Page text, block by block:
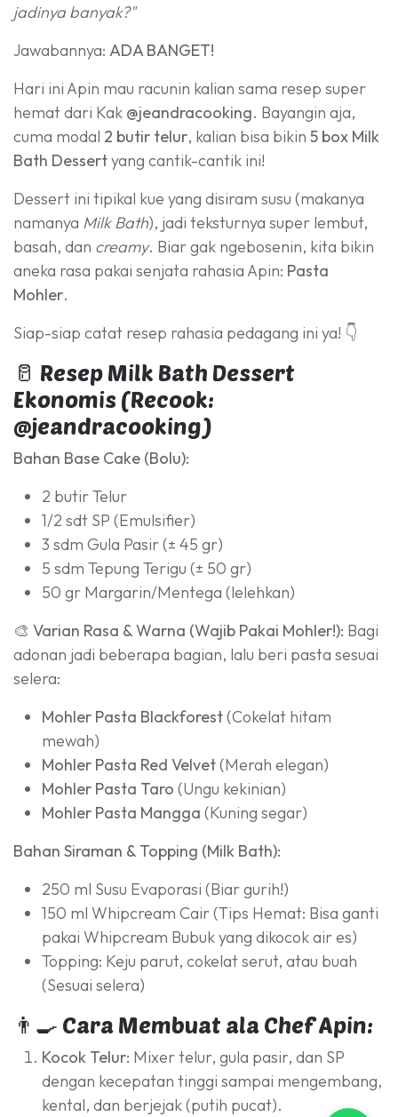
jadinya banyak?"
Jawabannya: ADA BANGET!
Hari ini Apin mau racunin kalian sama resep super
hemat dari Kak @jeandracooking. Bayangin aja,
cuma modal 2 butir telur, kalian bisa bikin 5 box Milk
Bath Dessertyang cantik-cantik ini!
Dessert ini tipikal kue yang disiram susu (makanya
namanya Milk Bath), jadi teksturnya super lembut,
basah, dan creamy. Biar gak ngebosenin, kita bikin
aneka rasa pakai senjata rahasia Apin: Pasta
Mohler.
Siap-siap catat resep rahasia pedagang ini ya! 👇
🥛 Resep Milk Bath Dessert
Ekonomis (Recook:
@jeandracooking)
Bahan Base Cake (Bolu):
2 butir Telur
1/2 sdt SP (Emulsifier)
3 sdm Gula Pasir (± 45 gr)
5 sdm Tepung Terigu (± 50 gr)
50 gr Margarin/Mentega (lelehkan)
🎨 Varian Rasa & Warna (Wajib Pakai Mohler!): Bagi
adonan jadi beberapa bagian, lalu beri pasta sesuai
selera:
Mohler Pasta Blackforest(Cokelat hitam
mewah)
Mohler Pasta Red Velvet(Merah elegan)
Mohler Pasta Taro (Ungu kekinian)
Mohler Pasta Mangga (Kuning segar)
Bahan Siraman & Topping (Milk Bath):
250 ml Susu Evaporasi (Biar gurih!)
150 ml Whipcream Cair (Tips Hemat: Bisa ganti
pakai Whipcream Bubuk yang dikocok air es)
Topping: Keju parut, cokelat serut, atau buah
(Sesuai selera)
👨‍🍳 Cara Membuat ala Chef Apin:
Kocok Telur: Mixer telur, gula pasir, dan SP
dengan kecepatan tinggi sampai mengembang,
kental, dan berjejak (putih pucat).